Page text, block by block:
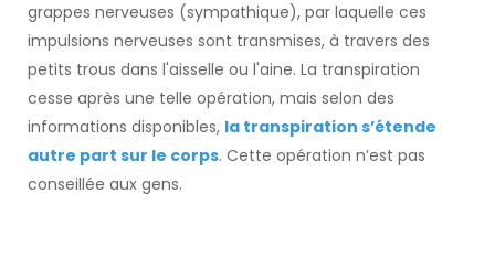
grappes nerveuses (sympathique), par laquelle ces
impulsions nerveuses sont transmises, à travers des
petits trous dans l'aisselle ou l'aine. La transpiration
cesse après une telle opération, mais selon des
informations disponibles, la transpiration s’étende
autre part sur le corps. Cette opération n’est pas
conseillée aux gens.